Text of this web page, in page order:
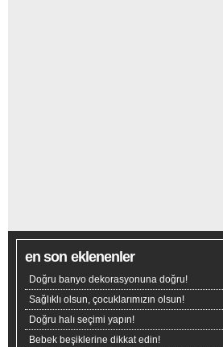
en son eklenenler
Doğru banyo dekorasyonuna doğru!
Sağlıklı olsun, çocuklarımızın olsun!
Doğru halı seçimi yapın!
Bebek beşiklerine dikkat edin!